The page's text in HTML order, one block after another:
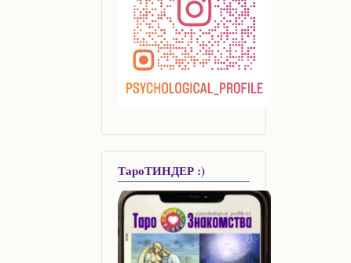
ТароТИНДЕР :)